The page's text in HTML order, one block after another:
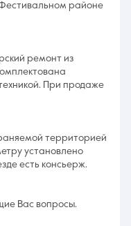
районе
ремонт из
При продаже
территорией
установлено
есть консьерж.
Вас вопросы.